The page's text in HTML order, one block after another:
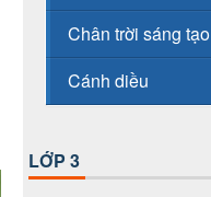
Chân trời sáng tạo
Cánh diều
LỚP 3